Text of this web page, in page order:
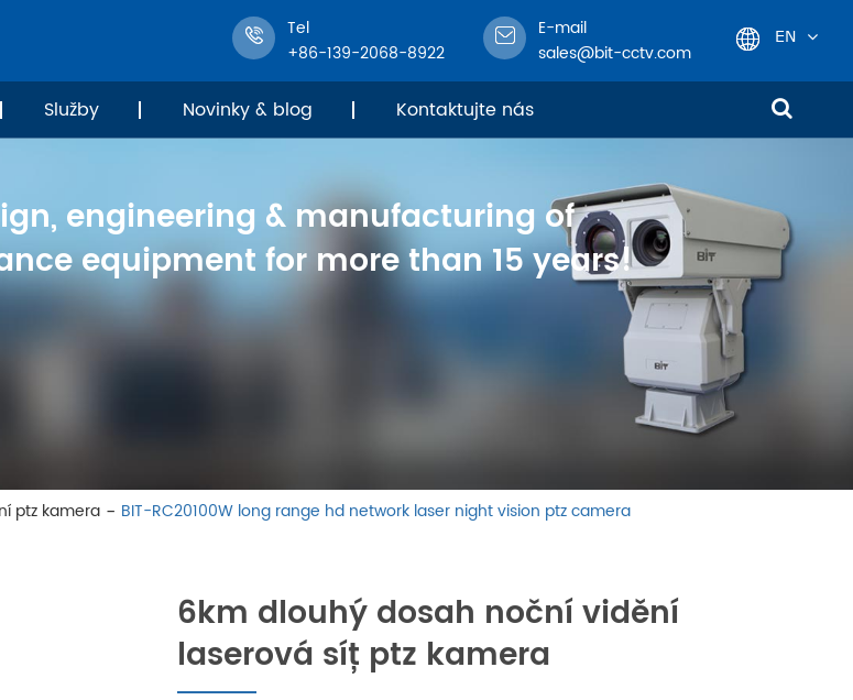
Tel
+86-139-2068-8922
E-mail
sales@bit-cctv.com
EN
한국어
français
Deutsch
Español
العربية
Služby Novinky & blog Kontaktujte nás
engineering & manufacturing of
equipment for more than 15 years!
ptz kamera BIT-RC20100W long range hd network laser night vision ptz camera
6km dlouhý dosah noční vidění
laserová síť ptz kamera